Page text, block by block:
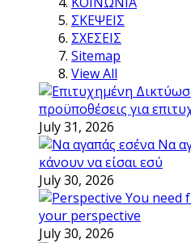
ΣΚΕΨΕΙΣ
ΣΧΕΣΕΙΣ
Sitemap
View All
προϋποθέσεις για
July 31, 2026
Να
κάνουν να είσαι εσύ
July 30, 2026
You need
your perspective
July 30, 2026